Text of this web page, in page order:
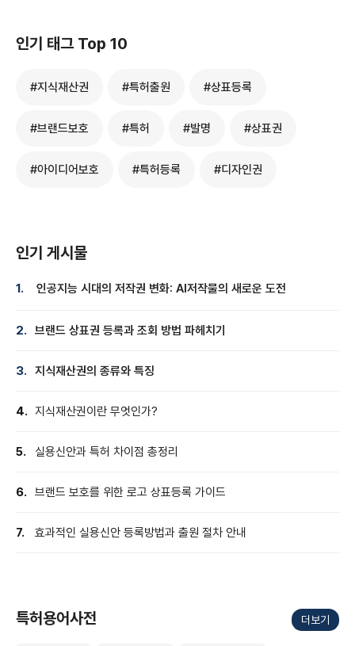
인기 태그 Top 10
#지식재산권 #특허출원 #상표등록
#브랜드보호 #특허 #발명 #상표권
#아이디어보호 #특허등록 #디자인권
인기 게시물
1. 인공지능 시대의 저작권 변화: AI저작물의 새로운 도전
2. 브랜드 상표권 등록과 조회 방법 파헤치기
3. 지식재산권의 종류와 특징
4. 지식재산권이란 무엇인가?
5. 실용신안과 특허 차이점 총정리
6. 브랜드 보호를 위한 로고 상표등록 가이드
7. 효과적인 실용신안 등록방법과 출원 절차 안내
특허용어사전 더보기